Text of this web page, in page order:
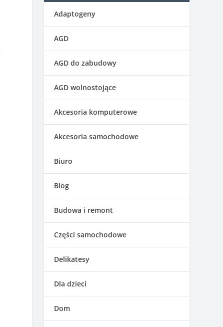
Adaptogeny
AGD
AGD do zabudowy
AGD wolnostojące
Akcesoria komputerowe
Akcesoria samochodowe
Biuro
Blog
Budowa i remont
Części samochodowe
Delikatesy
Dla dzieci
Dom